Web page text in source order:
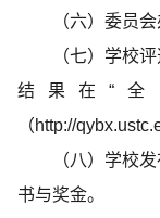
（六）委员
（七）学校
结果在“全
（http://
（八）学校
书与奖金。